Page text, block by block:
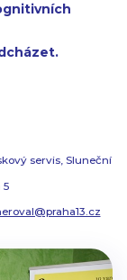
servis, Sluneční
5